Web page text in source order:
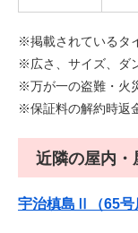
※掲載されているタ
※広さ、サイズ、ダ
※万が一の盗難・火
※保証料の解約時返
近隣の屋内・
宇治槙島Ⅱ（65号